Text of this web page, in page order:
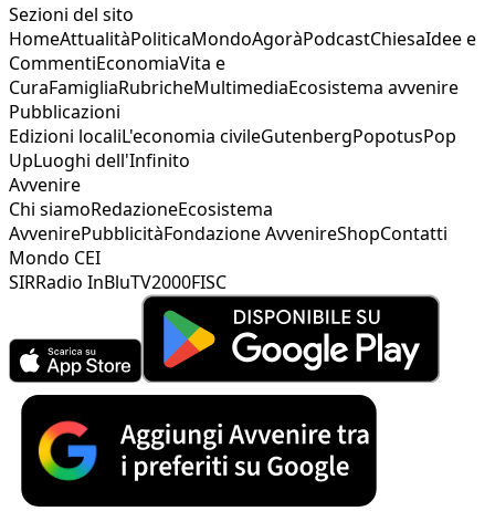
Sezioni del sito
HomeAttualitàPoliticaMondoAgoràPodcastChiesaIdee e
CommentiEconomiaVita e
CuraFamigliaRubricheMultimediaEcosistema avvenire
Pubblicazioni
Edizioni localiL'economia civileGutenbergPopotusPop
UpLuoghi dell'Infinito
Avvenire
Chi siamoRedazioneEcosistema
AvvenirePubblicitàFondazione AvvenireShopContatti
Mondo CEI
SIRRadio InBluTV2000FISC